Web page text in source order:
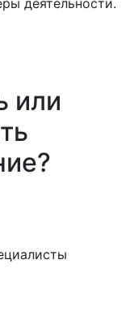
деятельности.
или